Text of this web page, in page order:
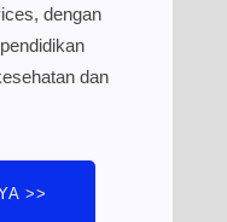
dengan
dan
>>